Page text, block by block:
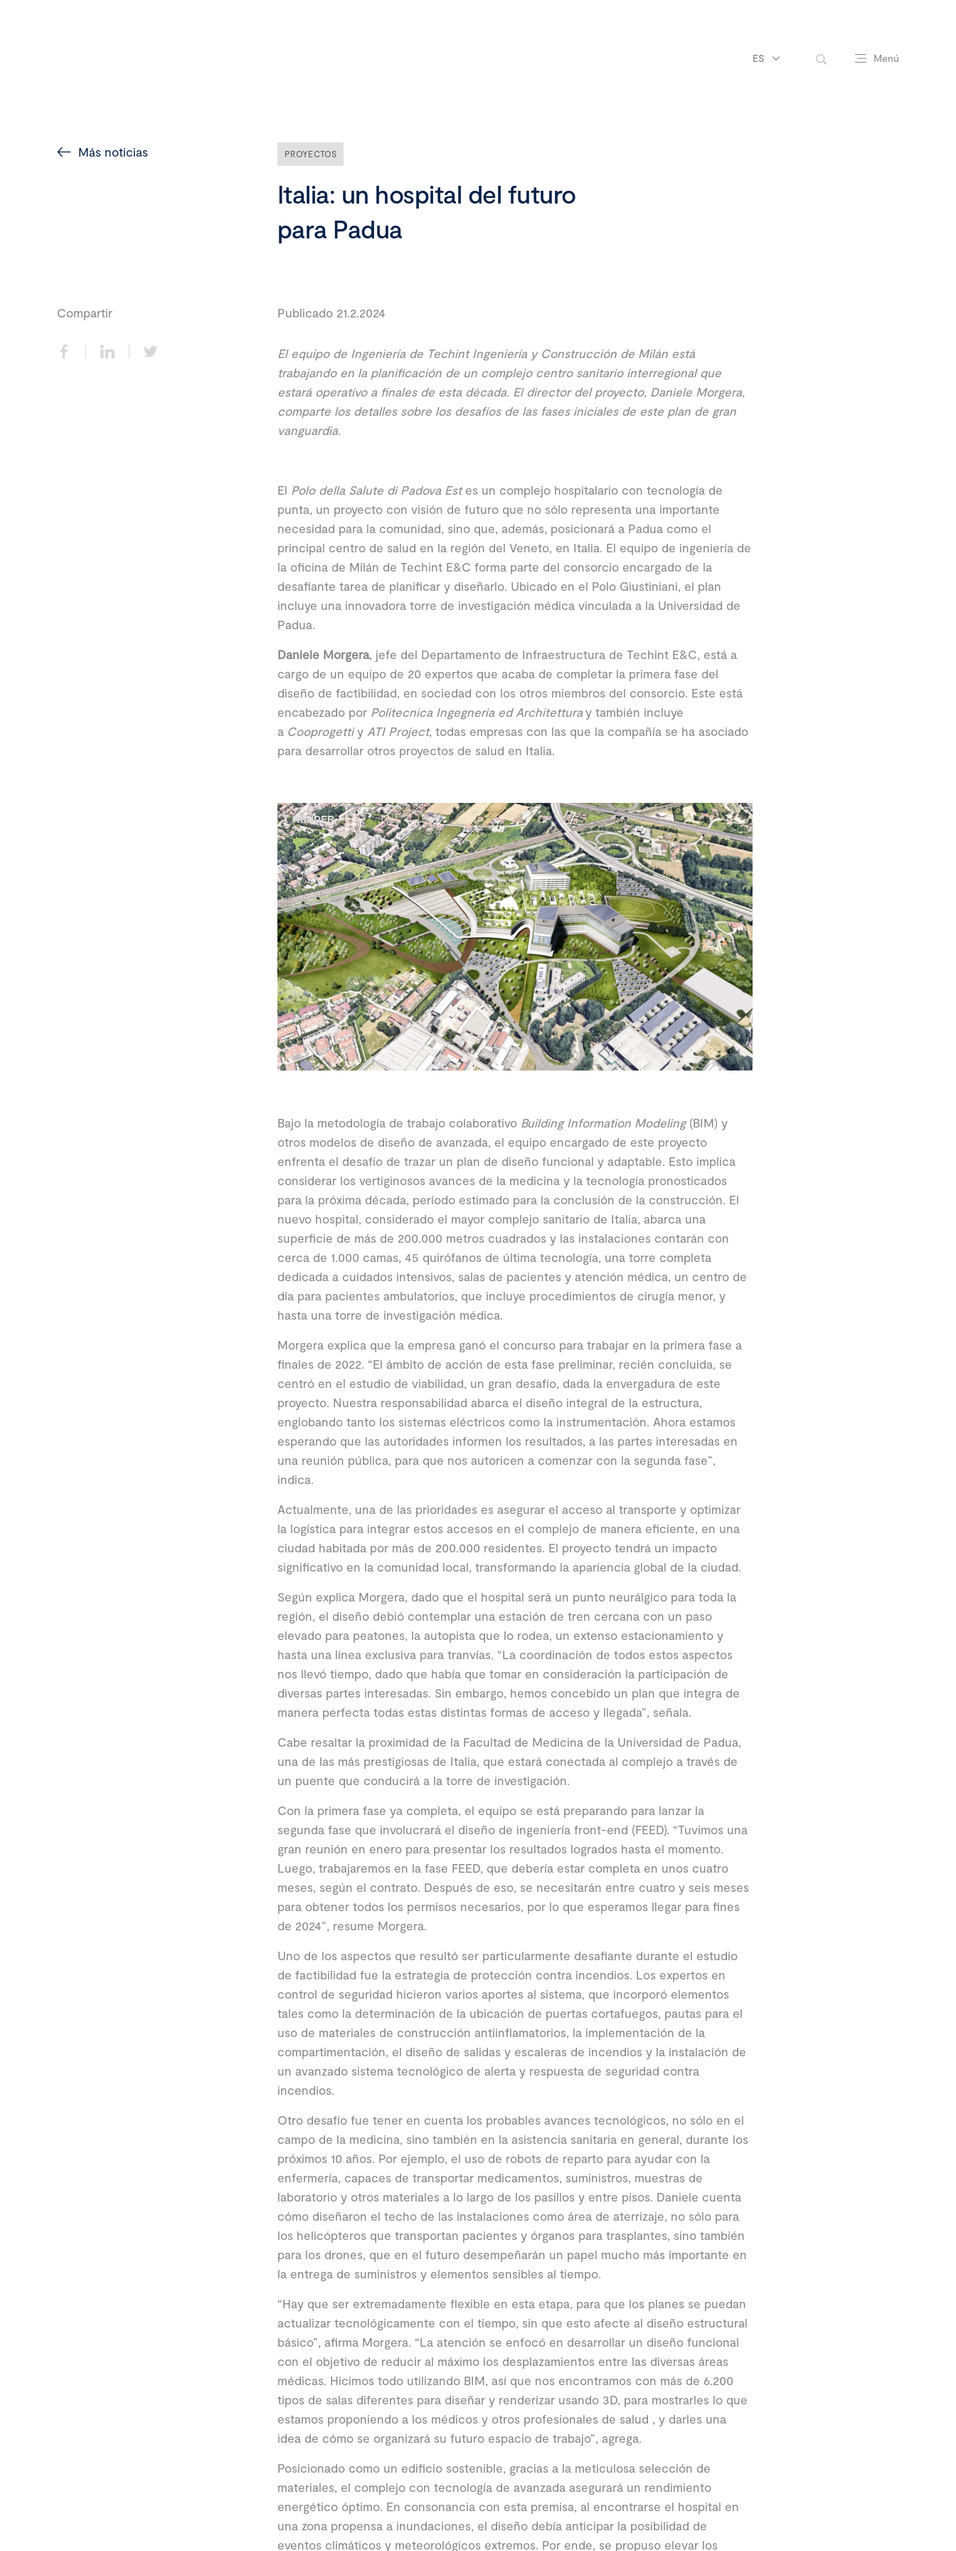
ES Menú
Liderazgo
Más noticias PROYECTOS
Italia: un hospital del futuro
para Padua
Compartir Publicado 21.2.2024
El equipo de Ingeniería de Techint Ingeniería y Construcción de Milán está
trabajando en la planificación de un complejo centro sanitario interregional que
estará operativo a finales de esta década. El director del proyecto, Daniele Morgera,
comparte los detalles sobre los desafíos de las fases iniciales de este plan de gran
vanguardia.
El Polo della Salute di Padova Est es un complejo hospitalario con tecnología de
punta, un proyecto con visión de futuro que no sólo representa una importante
necesidad para la comunidad, sino que, además, posicionará a Padua como el
principal centro de salud en la región del Veneto, en Italia. El equipo de ingeniería de
la oficina de Milán de Techint E&C forma parte del consorcio encargado de la
desafiante tarea de planificar y diseñarlo. Ubicado en el Polo Giustiniani, el plan
incluye una innovadora torre de investigación médica vinculada a la Universidad de
Padua.
Daniele Morgera, jefe del Departamento de Infraestructura de Techint E&C, está a
cargo de un equipo de 20 expertos que acaba de completar la primera fase del
diseño de factibilidad, en sociedad con los otros miembros del consorcio. Este está
encabezado por Politecnica Ingegneria ed Architetturay también incluye
a CooprogettiyATI Project, todas empresas con las que la compañía se ha asociado
para desarrollar otros proyectos de salud en Italia.
Bajo la metodología de trabajo colaborativo Building Information Modeling(BIM) y
otros modelos de diseño de avanzada, el equipo encargado de este proyecto
enfrenta el desafío de trazar un plan de diseño funcional y adaptable. Esto implica
considerar los vertiginosos avances de la medicina y la tecnología pronosticados
para la próxima década, período estimado para la conclusión de la construcción. El
nuevo hospital, considerado el mayor complejo sanitario de Italia, abarca una
superficie de más de 200.000 metros cuadrados y las instalaciones contarán con
cerca de 1.000 camas, 45 quirófanos de última tecnología, una torre completa
dedicada a cuidados intensivos, salas de pacientes y atención médica, un centro de
día para pacientes ambulatorios, que incluye procedimientos de cirugía menor, y
hasta una torre de investigación médica.
Morgera explica que la empresa ganó el concurso para trabajar en la primera fase a
finales de 2022. “El ámbito de acción de esta fase preliminar, recién concluida, se
centró en el estudio de viabilidad, un gran desafío, dada la envergadura de este
proyecto. Nuestra responsabilidad abarca el diseño integral de la estructura,
englobando tanto los sistemas eléctricos como la instrumentación. Ahora estamos
esperando que las autoridades informen los resultados, a las partes interesadas en
una reunión pública, para que nos autoricen a comenzar con la segunda fase”,
indica.
Actualmente, una de las prioridades es asegurar el acceso al transporte y optimizar
la logística para integrar estos accesos en el complejo de manera eficiente, en una
ciudad habitada por más de 200.000 residentes. El proyecto tendrá un impacto
significativo en la comunidad local, transformando la apariencia global de la ciudad.
Según explica Morgera, dado que el hospital será un punto neurálgico para toda la
región, el diseño debió contemplar una estación de tren cercana con un paso
elevado para peatones, la autopista que lo rodea, un extenso estacionamiento y
hasta una línea exclusiva para tranvías. “La coordinación de todos estos aspectos
nos llevó tiempo, dado que había que tomar en consideración la participación de
diversas partes interesadas. Sin embargo, hemos concebido un plan que integra de
manera perfecta todas estas distintas formas de acceso y llegada”, señala.
Cabe resaltar la proximidad de la Facultad de Medicina de la Universidad de Padua,
una de las más prestigiosas de Italia, que estará conectada al complejo a través de
un puente que conducirá a la torre de investigación.
Con la primera fase ya completa, el equipo se está preparando para lanzar la
segunda fase que involucrará el diseño de ingeniería front-end (FEED). “Tuvimos una
gran reunión en enero para presentar los resultados logrados hasta el momento.
Luego, trabajaremos en la fase FEED, que debería estar completa en unos cuatro
meses, según el contrato. Después de eso, se necesitarán entre cuatro y seis meses
para obtener todos los permisos necesarios, por lo que esperamos llegar para fines
de 2024”, resume Morgera.
Uno de los aspectos que resultó ser particularmente desafiante durante el estudio
de factibilidad fue la estrategia de protección contra incendios. Los expertos en
control de seguridad hicieron varios aportes al sistema, que incorporó elementos
tales como la determinación de la ubicación de puertas cortafuegos, pautas para el
uso de materiales de construcción antiinflamatorios, la implementación de la
compartimentación, el diseño de salidas y escaleras de incendios y la instalación de
un avanzado sistema tecnológico de alerta y respuesta de seguridad contra
incendios.
Otro desafío fue tener en cuenta los probables avances tecnológicos, no sólo en el
campo de la medicina, sino también en la asistencia sanitaria en general, durante los
próximos 10 años. Por ejemplo, el uso de robots de reparto para ayudar con la
enfermería, capaces de transportar medicamentos, suministros, muestras de
laboratorio y otros materiales a lo largo de los pasillos y entre pisos. Daniele cuenta
cómo diseñaron el techo de las instalaciones como área de aterrizaje, no sólo para
los helicópteros que transportan pacientes y órganos para trasplantes, sino también
para los drones, que en el futuro desempeñarán un papel mucho más importante en
la entrega de suministros y elementos sensibles al tiempo.
“Hay que ser extremadamente flexible en esta etapa, para que los planes se puedan
actualizar tecnológicamente con el tiempo, sin que esto afecte al diseño estructural
básico”, afirma Morgera. “La atención se enfocó en desarrollar un diseño funcional
con el objetivo de reducir al máximo los desplazamientos entre las diversas áreas
médicas. Hicimos todo utilizando BIM, así que nos encontramos con más de 6.200
tipos de salas diferentes para diseñar y renderizar usando 3D, para mostrarles lo que
estamos proponiendo a los médicos y otros profesionales de salud , y darles una
idea de cómo se organizará su futuro espacio de trabajo”, agrega.
Posicionado como un edificio sostenible, gracias a la meticulosa selección de
materiales, el complejo con tecnología de avanzada asegurará un rendimiento
energético óptimo. En consonancia con esta premisa, al encontrarse el hospital en
una zona propensa a inundaciones, el diseño debía anticipar la posibilidad de
eventos climáticos y meteorológicos extremos. Por ende, se propuso elevar los